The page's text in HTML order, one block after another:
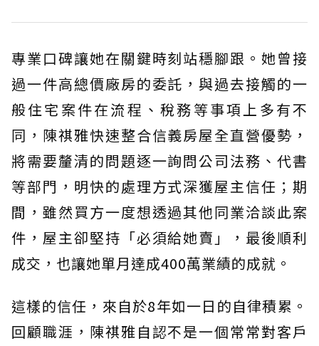
專業口碑讓她在關鍵時刻站穩腳跟。她曾接
過一件高總價廠房的委託，與過去接觸的一
般住宅案件在流程、稅務等事項上多有不
同，陳祺雅快速整合信義房屋全直營優勢，
將需要釐清的問題逐一詢問公司法務、代書
等部門，明快的處理方式深獲屋主信任；期
間，雖然買方一度想透過其他同業洽談此案
件，屋主卻堅持「必須給她賣」，最後順利
成交，也讓她單月達成400萬業績的成就。
這樣的信任，來自於8年如一日的自律積累。
回顧職涯，陳祺雅自認不是一個常常對客戶